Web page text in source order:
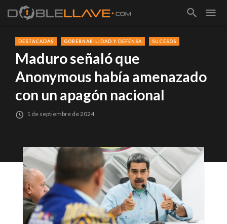
DESTACADAS GOBERNABILIDAD Y DEFENSA SUCESOS
Maduro señaló que
Anonymous había amenazado
con un apagón nacional
1 de septiembre de 2024